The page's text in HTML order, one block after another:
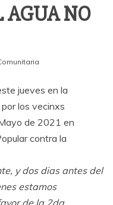
AGUA NO
jueves en la
los vecinxs
de 2021 en
contra la
y dos dias antes del
estamos
de la 2da